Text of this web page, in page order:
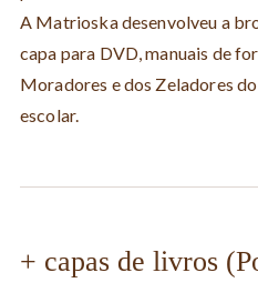
A Matrioska desenvolveu a
capa para DVD, manuais de
Moradores e dos Zeladores
escolar.
+ capas de livros